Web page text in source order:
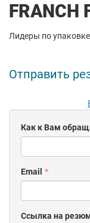
FRANCH
Лидеры по
Отправить
Как к Вам
Email
Ссылка на